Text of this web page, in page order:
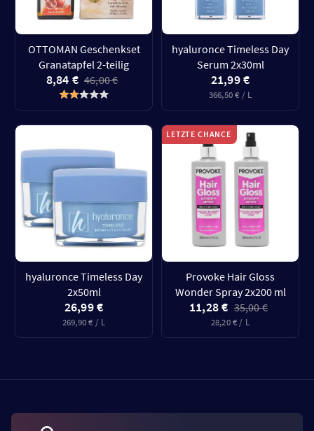
OTTOMAN Geschenkset
Granatapfel 2-teilig
8,84 € 46,00 €
hyaluronce Timeless Day
Serum 2x30ml
21,99 €
366,50 € / L
hyaluronce Timeless Day
2x50ml
26,99 €
269,90 € / L
LETZTE CHANCE
Provoke Hair Gloss
Wonder Spray 2x200 ml
11,28 € 35,00 €
28,20 € / L